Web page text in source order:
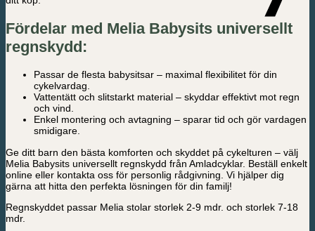
Fördelar med Melia Babysits universellt
regnskydd:
Passar de flesta babysitsar – maximal flexibilitet för din
cykelvardag.
Vattentätt och slitstarkt material – skyddar effektivt mot regn
och vind.
Enkel montering och avtagning – sparar tid och gör vardagen
smidigare.
Ge ditt barn den bästa komforten och skyddet på cykelturen – välj
Melia Babysits universellt regnskydd från Amladcyklar. Beställ enkelt
online eller kontakta oss för personlig rådgivning. Vi hjälper dig
gärna att hitta den perfekta lösningen för din familj!
Regnskyddet passar Melia stolar storlek 2-9 mdr. och storlek 7-18
mdr.